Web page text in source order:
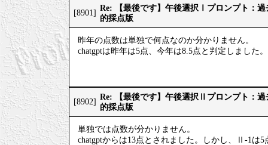
[8901]
Re: 【最後です】午後選択Ⅰプロンプト：
的採点版
昨年の点数は単独で何点なのか分かりません。
chatgptは昨年は5点、今年は8.5点と判定しました。
[8902]
Re: 【最後です】午後選択Ⅱプロンプト：
的採点版
単独では点数が分かりません。
chatgptからは13点とされました。しかし、Ⅱ-1は